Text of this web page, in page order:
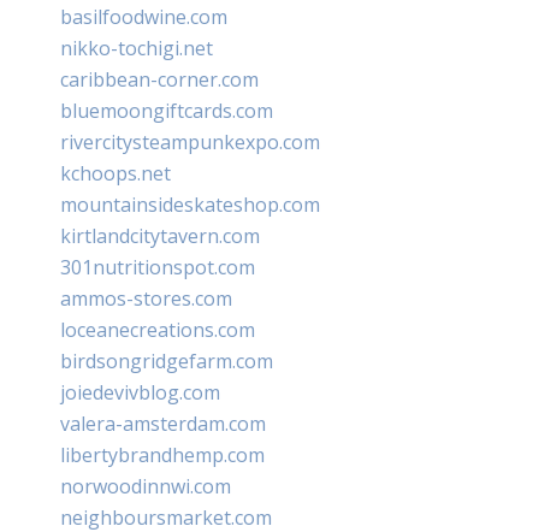
basilfoodwine.com
nikko-tochigi.net
caribbean-corner.com
bluemoongiftcards.com
rivercitysteampunkexpo.com
kchoops.net
mountainsideskateshop.com
kirtlandcitytavern.com
301nutritionspot.com
ammos-stores.com
loceanecreations.com
birdsongridgefarm.com
joiedevivblog.com
valera-amsterdam.com
libertybrandhemp.com
norwoodinnwi.com
neighboursmarket.com